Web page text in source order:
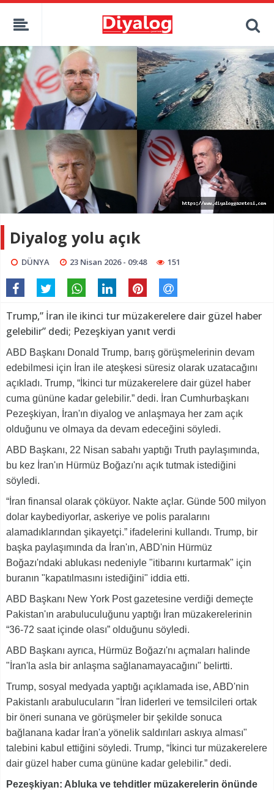
Diyalog yolu açık
DÜNYA 23 Nisan 2026 - 09:48 151
Trump,” İran ile ikinci tur müzakerelere dair güzel haber
gelebilir” dedi; Pezeşkiyan yanıt verdi
ABD Başkanı Donald Trump, barış görüşmelerinin devam
edebilmesi için İran ile ateşkesi süresiz olarak uzatacağını
açıkladı. Trump, “İkinci tur müzakerelere dair güzel haber
cuma gününe kadar gelebilir.” dedi. İran Cumhurbaşkanı
Pezeşkiyan, İran'ın diyalog ve anlaşmaya her zam açık
olduğunu ve olmaya da devam edeceğini söyledi.
ABD Başkanı, 22 Nisan sabahı yaptığı Truth paylaşımında,
bu kez İran'ın Hürmüz Boğazı'nı açık tutmak istediğini
söyledi.
“İran finansal olarak çöküyor. Nakte açlar. Günde 500 milyon
dolar kaybediyorlar, askeriye ve polis paralarını
alamadıklarından şikayetçi.” ifadelerini kullandı. Trump, bir
başka paylaşımında da İran'ın, ABD'nin Hürmüz
Boğazı'ndaki ablukası nedeniyle "itibarını kurtarmak" için
buranın "kapatılmasını istediğini" iddia etti.
ABD Başkanı New York Post gazetesine verdiği demeçte
Pakistan'ın arabuluculuğunu yaptığı İran müzakerelerinin
“36-72 saat içinde olası” olduğunu söyledi.
ABD Başkanı ayrıca, Hürmüz Boğazı'nı açmaları halinde
"İran'la asla bir anlaşma sağlanamayacağını" belirtti.
Trump, sosyal medyada yaptığı açıklamada ise, ABD'nin
Pakistanlı arabulucuların "İran liderleri ve temsilcileri ortak
bir öneri sunana ve görüşmeler bir şekilde sonuca
bağlanana kadar İran'a yönelik saldırıları askıya alması"
talebini kabul ettiğini söyledi. Trump, “İkinci tur müzakerelere
dair güzel haber cuma gününe kadar gelebilir.” dedi.
Pezeşkiyan: Abluka ve tehditler müzakerelerin önünde